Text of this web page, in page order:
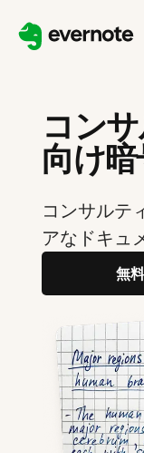
コン
向け
コンサルテ
アなドキュ
無